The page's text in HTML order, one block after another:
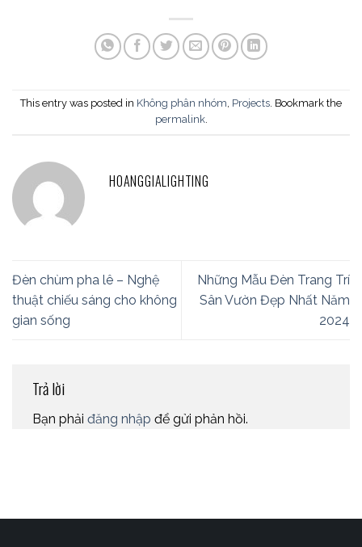
This entry was posted in Không phân nhóm, Projects. Bookmark the
permalink.
HOANGGIALIGHTING
Đèn chùm pha lê – Nghệ
thuật chiếu sáng cho không
gian sống
Những Mẫu Đèn Trang Trí
Sân Vườn Đẹp Nhất Năm
2024
Trả lời
Bạn phải đăng nhập để gửi phản hồi.